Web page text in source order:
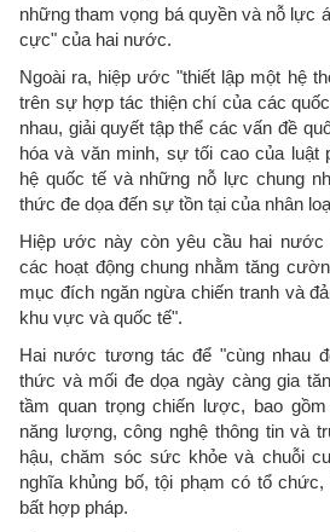
những tham vọng bá quyền và nỗ lực
cực" của hai nước.
Ngoài ra, hiệp ước "thiết lập một hệ
trên sự hợp tác thiện chí của các
nhau, giải quyết tập thể các vấn đề
hóa và văn minh, sự tối cao của luật
hệ quốc tế và những nỗ lực chung
thức đe dọa đến sự tồn tại của nhân
Hiệp ước này còn yêu cầu hai
các hoạt động chung nhằm tăng
mục đích ngăn ngừa chiến tranh và
khu vực và quốc tế".
Hai nước tương tác để "cùng nhau
thức và mối đe dọa ngày càng gia
tầm quan trọng chiến lược, bao
năng lượng, công nghệ thông tin và
hậu, chăm sóc sức khỏe và chuỗi
nghĩa khủng bố, tội phạm có tổ
bất hợp pháp.